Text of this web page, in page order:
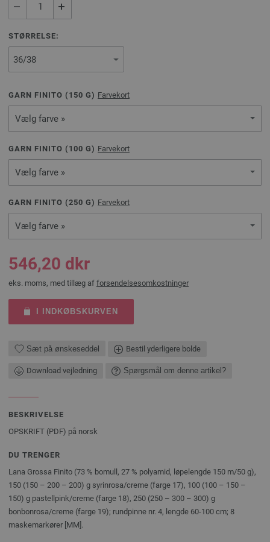
STØRRELSE:
GARN FINITO ( 150 G) Farvekort
Vælg farve »
GARN FINITO ( 100 G) Farvekort
Vælg farve »
GARN FINITO (250 G) Farvekort
Vælg farve »
546,20 dkr
eks. moms, med tillæg af forsendelsesomkostninger
I INDKØBSKURVEN
Sæt på ønskeseddel Bestil yderligere bolde
Download vejledning Spørgsmål om denne artikel?
BESKRIVELSE
OPSKRIFT (PDF) på norsk
DU TRENGER
Lana Grossa Finito (73 % bomull, 27 % polyamid, løpelengde 150 m/50 g),
150 (150 – 200 – 200) g syrinrosa/creme (farge 17), 100 (100 – 150 –
150) g pastellpink/creme (farge 18), 250 (250 – 300 – 300) g
bonbonrosa/creme (farge 19); rundpinne nr. 4, lengde 60-100 cm; 8
maskemarkører [MM].